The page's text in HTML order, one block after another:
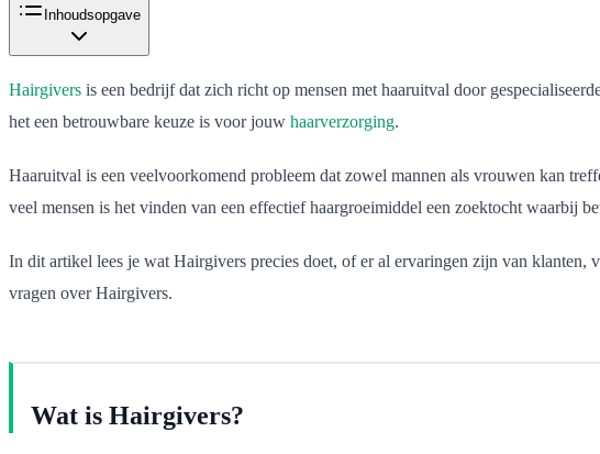
Inhoudsopgave
Hairgivers is een bedrijf dat zich richt op mensen met haaruitval door
het een betrouwbare keuze is voor jouw haarverzorging.
Haaruitval is een veelvoorkomend probleem dat zowel mannen als vrouwen kan
veel mensen is het vinden van een effectief haargroeimiddel een zoektocht waarbij
In dit artikel lees je wat Hairgivers precies doet, of er al ervaringen zijn van
vragen over Hairgivers.
Wat is Hairgivers?